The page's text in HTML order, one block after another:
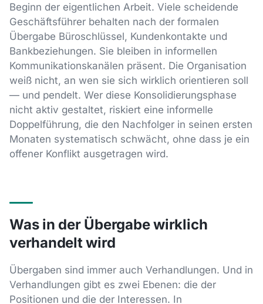
Beginn der eigentlichen Arbeit. Viele scheidende
Geschäftsführer behalten nach der formalen
Übergabe Büroschlüssel, Kundenkontakte und
Bankbeziehungen. Sie bleiben in informellen
Kommunikationskanälen präsent. Die Organisation
weiß nicht, an wen sie sich wirklich orientieren soll
— und pendelt. Wer diese Konsolidierungsphase
nicht aktiv gestaltet, riskiert eine informelle
Doppelführung, die den Nachfolger in seinen ersten
Monaten systematisch schwächt, ohne dass je ein
offener Konflikt ausgetragen wird.
Was in der Übergabe wirklich
verhandelt wird
Übergaben sind immer auch Verhandlungen. Und in
Verhandlungen gibt es zwei Ebenen: die der
Positionen und die der Interessen. In